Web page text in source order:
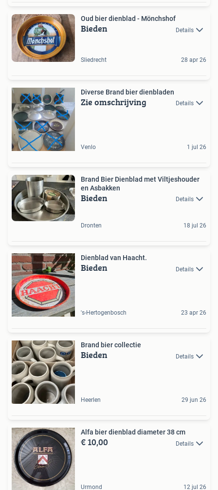
Oud bier dienblad - Mönchshof
Bieden Details
Sliedrecht 28 apr 26
Diverse Brand bier dienbladen
Zie omschrijving Details
Venlo 1 jul 26
Brand Bier Dienblad met Viltjeshouder
en Asbakken
Bieden Details
Dronten 18 jul 26
Dienblad van Haacht.
Bieden Details
's-Hertogenbosch 23 apr 26
Brand bier collectie
Bieden Details
Heerlen 29 jun 26
Alfa bier dienblad diameter 38 cm
€ 10,00 Details
Urmond 12 jul 26